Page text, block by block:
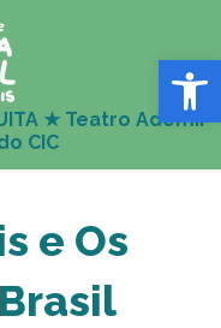
Abrir
e Os